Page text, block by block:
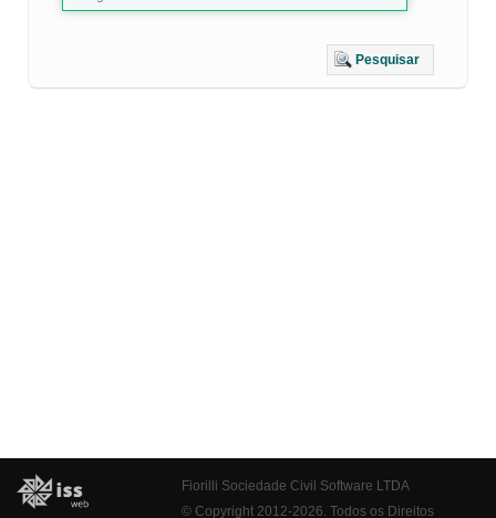
Pesquisar
Fiorilli Sociedade Civil Software LTDA
© Copyright 2012-2026. Todos os Direitos